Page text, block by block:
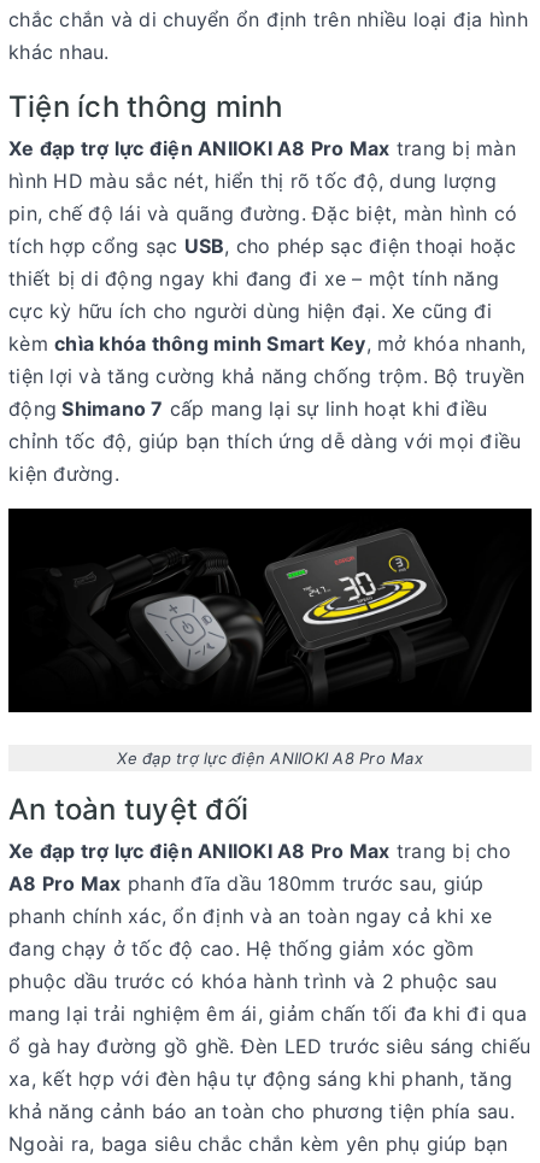
chắc chắn và di chuyển ổn định trên nhiều loại địa hình
khác nhau.
Tiện ích thông minh
Xe đạp trợ lực điện ANIIOKI A8 Pro Max trang bị màn
hình HD màu sắc nét, hiển thị rõ tốc độ, dung lượng
pin, chế độ lái và quãng đường. Đặc biệt, màn hình có
tích hợp cổng sạc USB, cho phép sạc điện thoại hoặc
thiết bị di động ngay khi đang đi xe – một tính năng
cực kỳ hữu ích cho người dùng hiện đại. Xe cũng đi
kèm chìa khóa thông minh Smart Key, mở khóa nhanh,
tiện lợi và tăng cường khả năng chống trộm. Bộ truyền
động Shimano 7 cấp mang lại sự linh hoạt khi điều
chỉnh tốc độ, giúp bạn thích ứng dễ dàng với mọi điều
kiện đường.
Xe đạp trợ lực điện ANIIOKI A8 Pro Max
An toàn tuyệt đối
Xe đạp trợ lực điện ANIIOKI A8 Pro Max trang bị cho
A8 Pro Max phanh đĩa dầu 180mm trước sau, giúp
phanh chính xác, ổn định và an toàn ngay cả khi xe
đang chạy ở tốc độ cao. Hệ thống giảm xóc gồm
phuộc dầu trước có khóa hành trình và 2 phuộc sau
mang lại trải nghiệm êm ái, giảm chấn tối đa khi đi qua
ổ gà hay đường gồ ghề. Đèn LED trước siêu sáng chiếu
xa, kết hợp với đèn hậu tự động sáng khi phanh, tăng
khả năng cảnh báo an toàn cho phương tiện phía sau.
Ngoài ra, baga siêu chắc chắn kèm yên phụ giúp bạn